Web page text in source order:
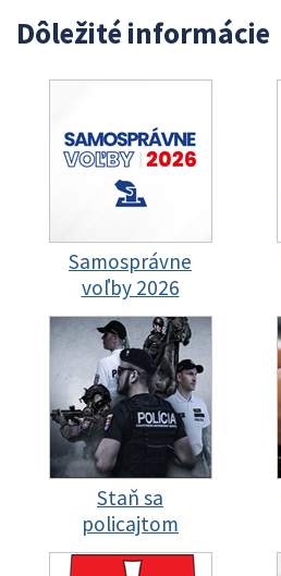
Dôležité informácie
Samosprávne
voľby 2026
Staň sa
policajtom